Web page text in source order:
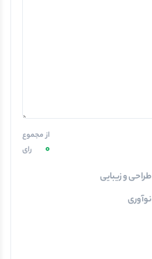
از مجموع
0 رای
طراحی و زیبایی
نوآوری